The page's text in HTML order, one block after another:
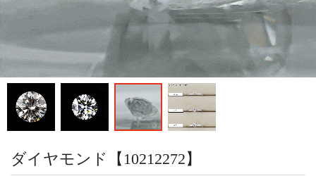
ダイヤモンド【10212272】